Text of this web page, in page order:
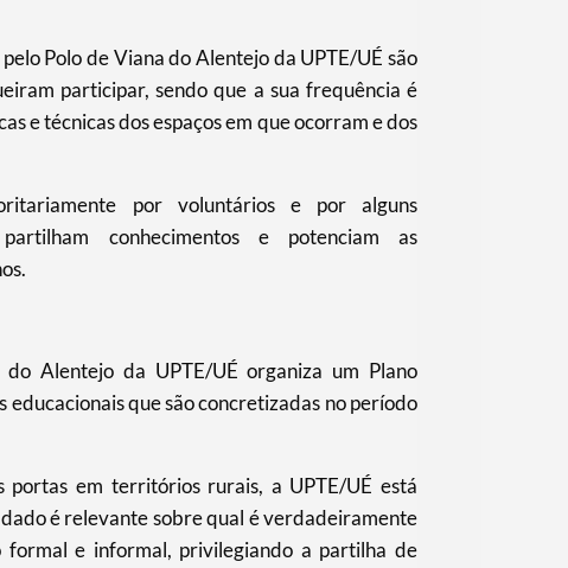
Polo de Viana do Alentejo da UPTE/UÉ são
participar, sendo que a sua frequência é
e técnicas dos espaços em que ocorram e dos
por voluntários e por alguns
conhecimentos e potenciam as
Alentejo da UPTE/UÉ organiza um Plano
que são concretizadas no período
portas em territórios rurais, a UPTE/UÉ está
é relevante sobre qual é verdadeiramente
e informal, privilegiando a partilha de